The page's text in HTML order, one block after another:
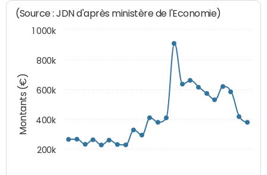
Montants (€)
(Source : JDN d'après ministère de l'Economie)
200k
400k
600k
800k
1 000k